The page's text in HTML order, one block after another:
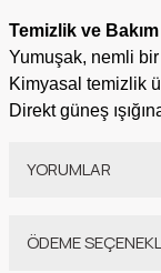
Temizlik ve Bakım
Yumuşak, nemli
Kimyasal temizlik
Direkt güneş
YORUMLAR
ÖDEME